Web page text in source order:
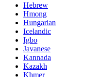
Hebrew
Hmong
Hungarian
Icelandic
Igbo
Javanese
Kannada
Kazakh
Khmer